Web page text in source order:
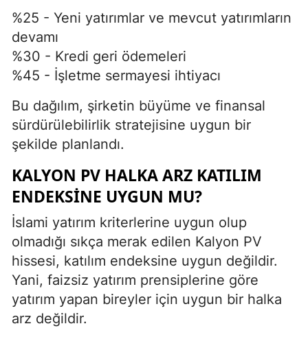
%25 - Yeni yatırımlar ve mevcut yatırımların
devamı
%30 - Kredi geri ödemeleri
%45 - İşletme sermayesi ihtiyacı
Bu dağılım, şirketin büyüme ve finansal
sürdürülebilirlik stratejisine uygun bir
şekilde planlandı.
KALYON PV HALKA ARZ KATILIM
ENDEKSINE UYGUN MU?
İslami yatırım kriterlerine uygun olup
olmadığı sıkça merak edilen Kalyon PV
hissesi, katılım endeksine uygun değildir.
Yani, faizsiz yatırım prensiplerine göre
yatırım yapan bireyler için uygun bir halka
arz değildir.